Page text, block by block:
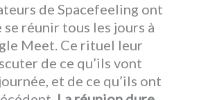
de Spacefeeling ont
se réunir tous les jours à
Meet. Ce rituel leur
de ce qu’ils vont
et de ce qu’ils ont